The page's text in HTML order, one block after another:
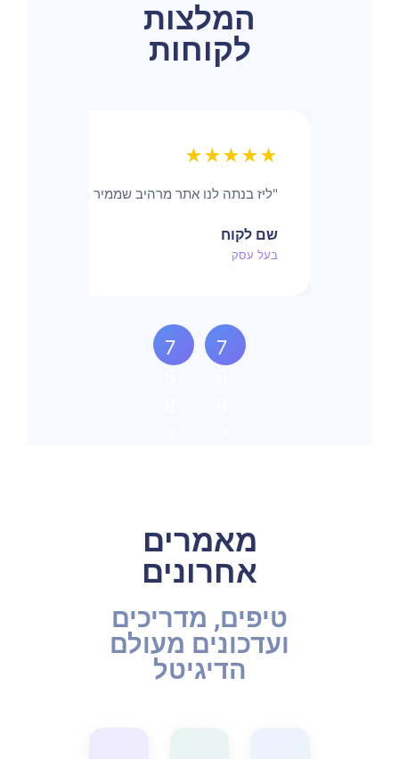
המלצות
לקוחות
★★★★★
"ליז בנתה לנו אתר מרהיב שממיר מבקרים
שם לקוח
בעל עסק
7
,
w
=
c
[
7
m
=
c
.
מאמרים
אחרונים
טיפים, מדריכים
ועדכונים מעולם
הדיגיטל